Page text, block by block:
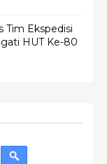
Tim Ekspedisi
HUT Ke-80